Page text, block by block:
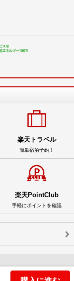
楽天トラベル
簡単宿泊予約！
楽天PointClub
手軽にポイントを確認